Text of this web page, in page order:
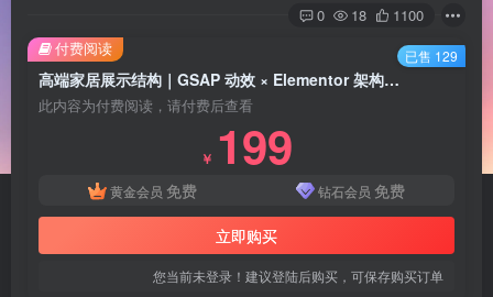
0 18 1100
高端家居展示结构｜GSAP 动效 × Elementor 架构驱动
此内容为付费阅读，请付费后查看
￥ 199
黄金会员 免费 钻石会员 免费
立即购买
您当前未登录！建议登陆后购买，可保存购买订单
付费阅读 已售 129